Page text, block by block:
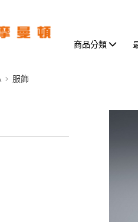
商品分類
服飾